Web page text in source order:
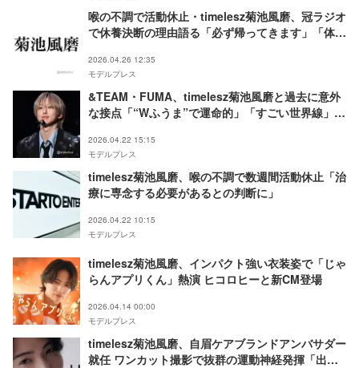
喉の不調で活動休止・timelesz菊池風磨、冠ラジオ
で休養決断の理由語る「必ず帰ってきます」「体は
2026.04.26 12:35
モデルプレス
&TEAM・FUMA、timelesz菊池風磨と過去に意外
な接点「“Wふうま”で運命的」「すごい世界線」と
2026.04.22 15:15
モデルプレス
timelesz菊池風磨、喉の不調で数週間活動休止「治
療に専念する必要があるとの判断に」
2026.04.22 10:15
モデルプレス
timelesz菊池風磨、インパクト強い衣装姿で「じゃ
らんアプリくん」熱演 ヒコロヒーと新CM登場
2026.04.14 00:00
モデルプレス
timelesz菊池風磨、自眉ケアブランドアンバサダー
就任 ワンカット撮影で抜群の運動神経発揮「出ち